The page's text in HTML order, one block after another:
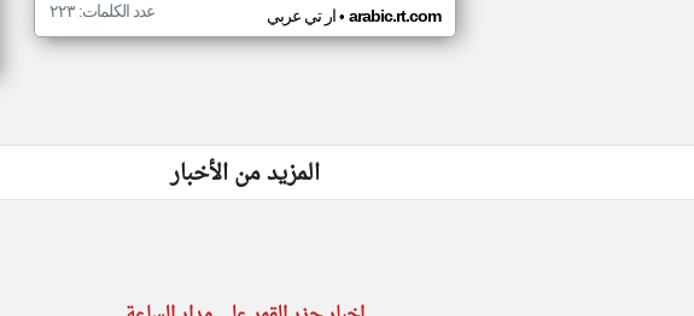
ار تي عربي• arabic.rt.com عدد الكلمات: ٢٢٣
المزيد من الأخبار